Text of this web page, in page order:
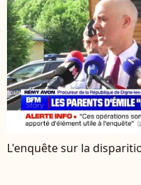
L'enquête sur la